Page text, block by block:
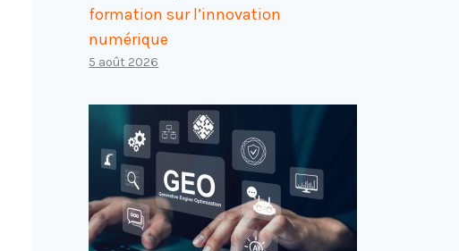
formation sur l’innovation
numérique
5 août 2026